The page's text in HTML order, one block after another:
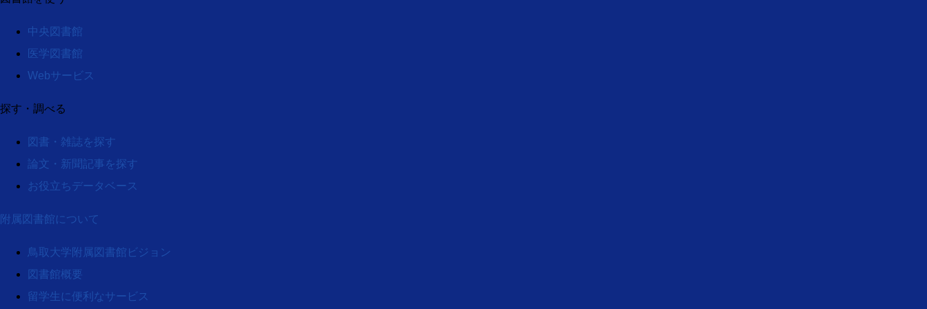
中央図書館
医学図書館
Webサービス
探す・調べる
図書・雑誌を探す
論文・新聞記事を探す
お役立ちデータベース
附属図書館について
鳥取大学附属図書館ビジョン
図書館概要
留学生に便利なサービス